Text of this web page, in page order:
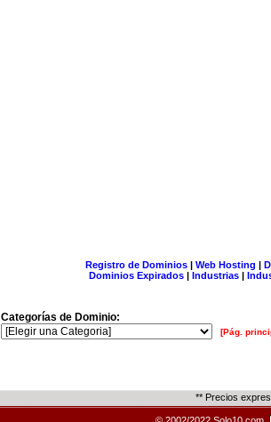
Registro de Dominios| Web Hosting |
Dominios Expirados | Industrias |
Categorías de Dominio:
[Pág.
** Precios